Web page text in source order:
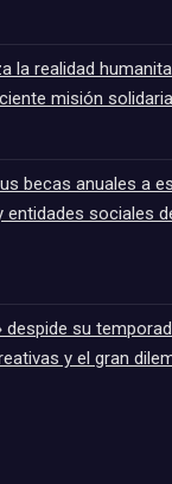
la realidad
misión solidaria
becas anuales a
sociales
despide su
y el gran